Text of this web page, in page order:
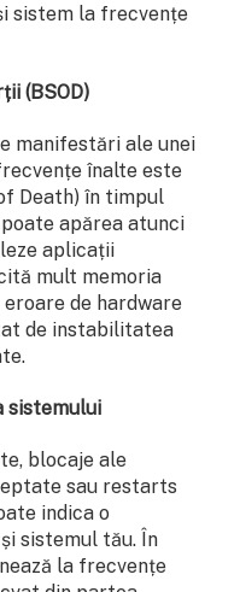
sistem la frecvențe
(BSOD)
manifestări ale unei
înalte este
Death) în timpul
apărea atunci
aplicații
mult memoria
eroare de hardware
de instabilitatea
sistemului
blocaje ale
sau restarts
indica o
sistemul tău. În
la frecvențe